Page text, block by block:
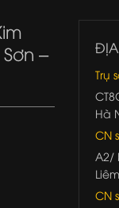
–
Trụ
Hà
CN
A2/
CN